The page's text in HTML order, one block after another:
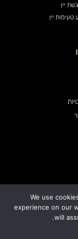
יין
יין
בע"מ
0
We use
experience on our
will